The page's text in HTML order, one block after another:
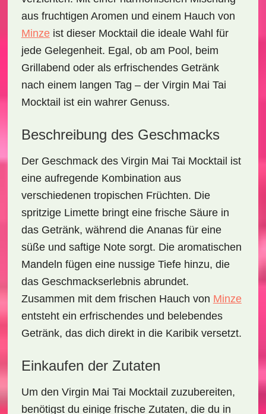
aus fruchtigen Aromen und einem Hauch von
Minzeist dieser Mocktail die ideale Wahl für
jede Gelegenheit. Egal, ob am Pool, beim
Grillabend oder als erfrischendes Getränk
nach einem langen Tag – der Virgin Mai Tai
Mocktail ist ein wahrer Genuss.
Beschreibung des Geschmacks
Der Geschmack des Virgin Mai Tai Mocktail ist
eine aufregende Kombination aus
verschiedenen tropischen Früchten. Die
spritzige Limettebringt eine frische Säure in
das Getränk, während die Ananasfür eine
süße und saftige Note sorgt. Die aromatischen
Mandeln fügen eine nussige Tiefe hinzu, die
das Geschmackserlebnis abrundet.
Zusammen mit dem frischen Hauch von Minze
entsteht ein erfrischendes und belebendes
Getränk, das dich direkt in die Karibik versetzt.
Einkaufen der Zutaten
Um den Virgin Mai Tai Mocktail zuzubereiten,
benötigst du einige frische Zutaten, die du in